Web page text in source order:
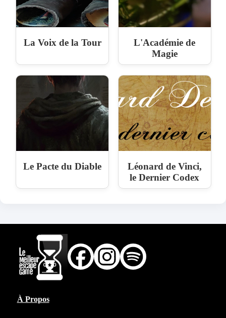
La Voix de la Tour
L'Académie de
Magie
Le Pacte du Diable
Léonard de Vinci,
le Dernier Codex
À Propos